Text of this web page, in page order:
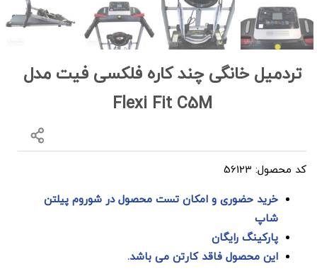
تردمیل خانگی چند کاره فلکسی فیت مدل
Flexi Fit C5M
کد محصول: 56123
خرید حضوری و امکان تست محصول در شوروم پیلتن
شاپ
پارکینگ رایگان
این محصول فاقد کارتن می باشد.